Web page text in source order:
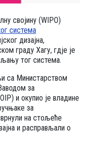
својину (WIPO)
система
дизајна,
граду Хагу, гдје је
тог система.
са Министарством
за
и окупио је владине
за
на стољеће
и расправљали о